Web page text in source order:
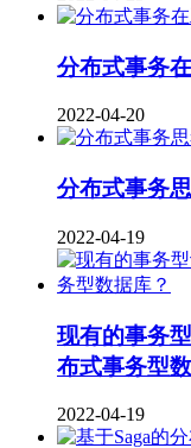
分布式事务
2022-04-20
分布式事务思
2022-04-19
现有的事务
布式事务型
2022-04-19